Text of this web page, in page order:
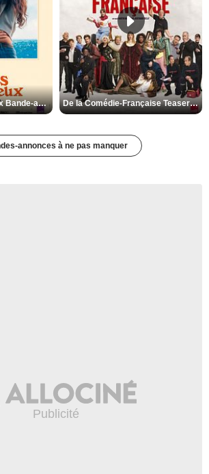
Les Matins merveilleux Bande-annonce VF De la Comédie-Française Teaser VF
annonces à ne pas manquer